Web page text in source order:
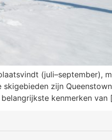
(juli–september),
zijn
kenmerken van